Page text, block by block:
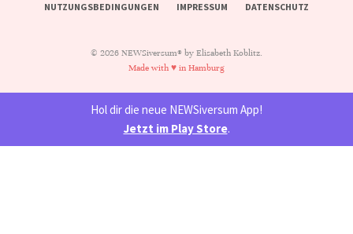
NUTZUNGSBEDINGUNGEN IMPRESSUM DATENSCHUTZ
© 2026 NEWSiversum® by Elisabeth Koblitz.
Made with ♥ in Hamburg
Hol dir die neue NEWSiversum App!
Jetzt im Play Store.